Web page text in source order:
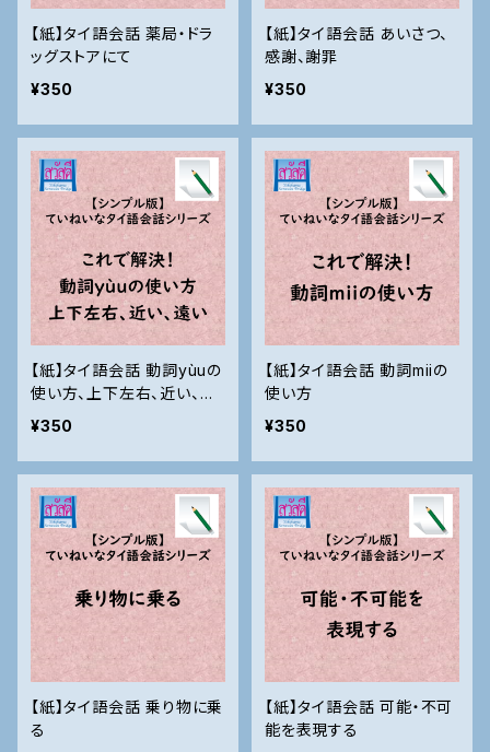
【紙】タイ語会話 薬局・ドラ
ッグストアにて
¥350
【紙】タイ語会話 あいさつ、
感謝、謝罪
¥350
【紙】タイ語会話 動詞yùuの
使い方、上下左右、近い、遠
いなど
¥350
【紙】タイ語会話 動詞miiの
使い方
¥350
【紙】タイ語会話 乗り物に乗
る
【紙】タイ語会話 可能・不可
能を表現する